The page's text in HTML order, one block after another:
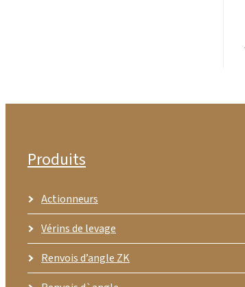
Produits
Actionneurs
Vérins de levage
Renvois d’angle ZK